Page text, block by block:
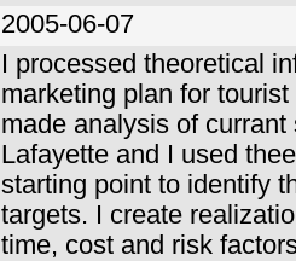
2005-06-07
I processed theoretical
marketing plan for
made analysis of
Lafayette and I used
starting point to identify
targets. I create
time, cost and risk